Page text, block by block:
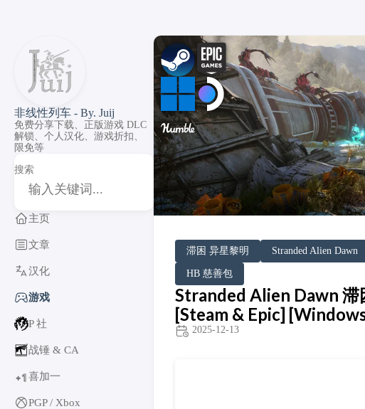
非线性列车 - By. Juij
免费分享下载、正版游戏 DLC
解锁、个人汉化、游戏折扣、
限免等
搜索
主页
文章
汉化
游戏
P 社
战锤 & CA
+1喜加一
PGP / Xbox
滞困 异星黎明 Stranded Alien Dawn
DLC Unlock
DLC 补丁
DLC Patch
Humble Bundle
HB 慈善包
Windows
SteamOS
Stranded Alien Dawn 滞
[Steam & Epic]
2025-12-13